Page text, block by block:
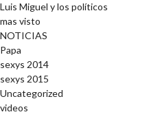
Luis Miguel y los políticos
mas visto
NOTICIAS
Papa
sexys 2014
sexys 2015
Uncategorized
videos